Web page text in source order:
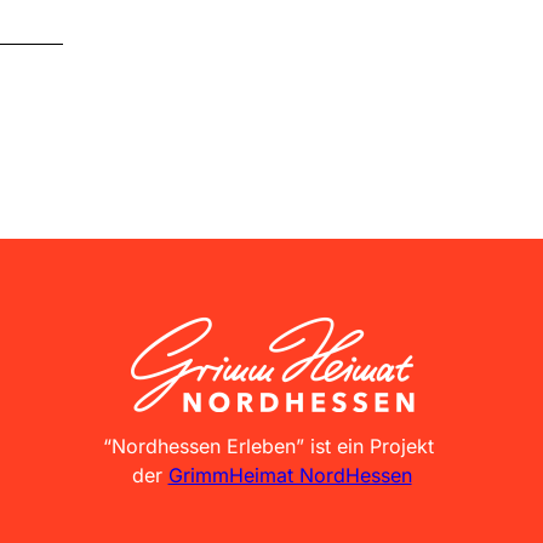
GrimmHeimat NordHessen
“Nordhessen Erleben” ist ein Projekt
der GrimmHeimat NordHessen